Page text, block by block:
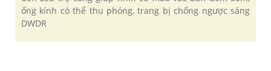
ống kính có thể thu phóng, trang bị chống ngược sáng
DWDR